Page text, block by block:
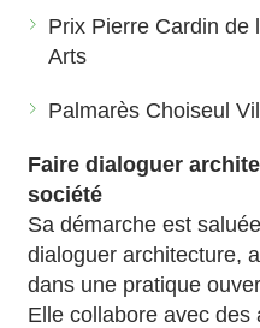
Prix Pierre Cardin de
Arts
Palmarès Choiseul
Faire dialoguer
société
Sa démarche est
dialoguer architecture,
dans une pratique
Elle collabore avec des